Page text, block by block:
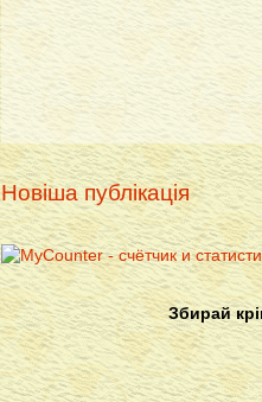
Новіша публікація
Збирай